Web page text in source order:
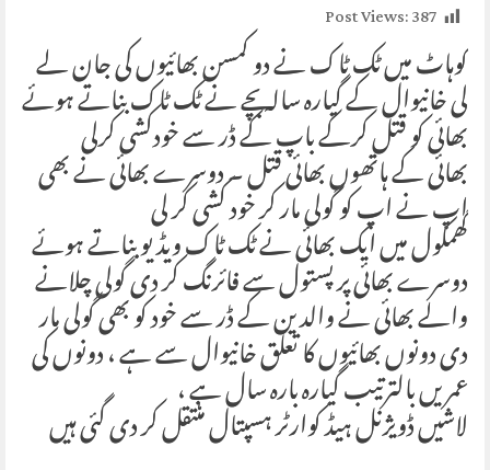
Post Views:387
کوہاٹ میں ٹک ٹاک نے دو کمسن بھائیوں کی جان لے
لی خانیوال کے گیارہ سالہ بچے نے ٹک ٹاک بناتے ہوئے
بھائی کو قتل کرکے باپ کے ڈر سے خودکشی کرلی
بھائی کے ہاتھوں بھائی قتل ۔ دوسرے بھائی نے بھی
اپ نے اپ کو گولی مار کر خود کشی کر لی
گھمکول میں ایک بھائی نے ٹک ٹاک ویڈیو بناتے ہوئے
دوسرے بھائی پر پستول سے فائرنگ کر دی گولی چلانے
والے بھائی نے والدین کے ڈر سے خود کو بھی گولی مار
دی دونوں بھائیوں کا تعلق خانیوال سے ہے ، دونوں کی
عمریں بالترتیب گیارہ بارہ سال ہے ،
لاشیں ڈویژنل ہیڈ کوارٹر ہسپتال منتقل کر دی گئی ہیں